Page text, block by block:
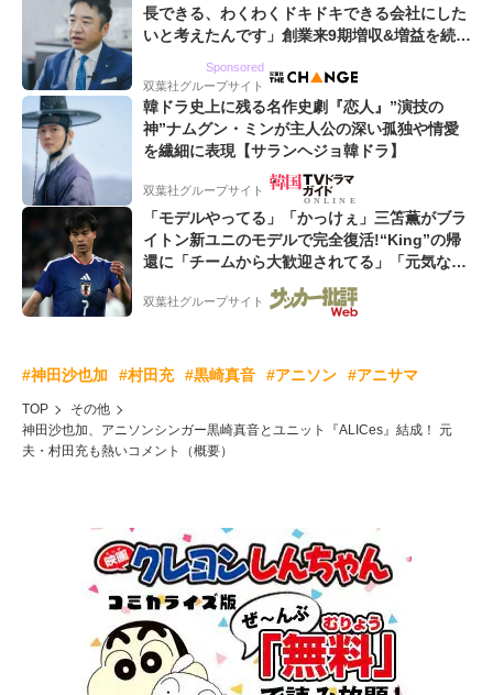
長できる、わくわくドキドキできる会社にした
いと考えたんです」創業来9期増収&増益を続け
Sponsored
双葉社グループサイト
韓ドラ史上に残る名作史劇『恋人』”演技の
神”ナムグン・ミンが主人公の深い孤独や情愛
を繊細に表現【サランヘジョ韓ドラ】
双葉社グループサイト
「モデルやってる」「かっけぇ」三笘薫がブラ
イトン新ユニのモデルで完全復活!“King”の帰
還に「チームから大歓迎されてる」「元気な姿
双葉社グループサイト
#神田沙也加 #村田充 #黒崎真音 #アニソン #アニサマ
TOP
その他
神田沙也加、アニソンシンガー黒崎真音とユニット『ALICes』結成！ 元
夫・村田充も熱いコメント（概要）